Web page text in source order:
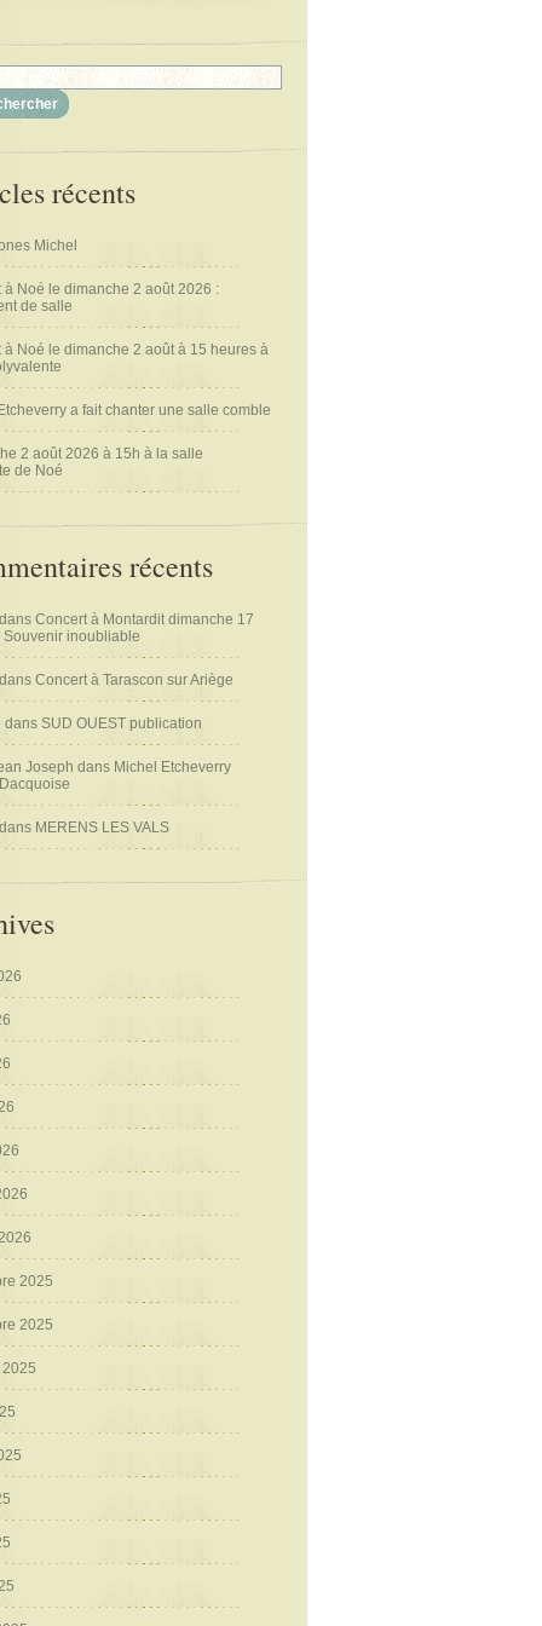
récents
Michel
à Noé le dimanche 2 août 2026 :
de salle
à Noé le dimanche 2 août à 15 heures à
a fait chanter une salle comble
2 août 2026 à 15h à la salle
de Noé
récents
Concert à Montardit dimanche 17
Souvenir inoubliable
Concert à Tarascon sur Ariège
dans SUD OUEST publication
Joseph dans Michel Etcheverry
MERENS LES VALS
2025
2025